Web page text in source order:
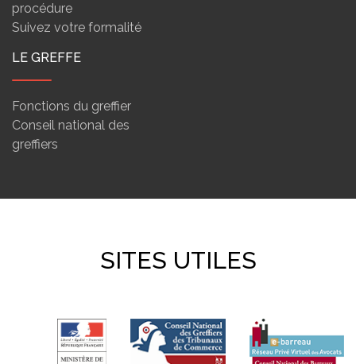
procédure
Suivez votre formalité
LE GREFFE
Fonctions du greffier
Conseil national des
greffiers
SITES UTILES